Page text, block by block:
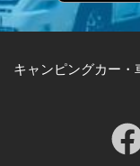
キャンピングカー・